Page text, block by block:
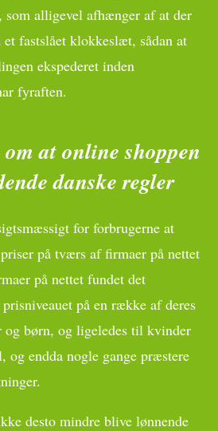
som alligevel afhænger af at der
fastslået klokkeslæt, sådan at
ekspederet inden
fyraften.
at online shoppen
danske regler
for forbrugerne at
på tværs af firmaer på nettet
på nettet fundet det
på en række af deres
og børn, og ligeledes til kvinder
og endda nogle gange præstere
desto mindre blive lønnende